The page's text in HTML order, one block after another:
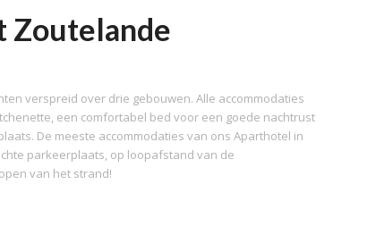
Zoutelande
verspreid over drie gebouwen. Alle accommodaties
een comfortabel bed voor een goede nachtrust
De meeste accommodaties van ons Aparthotel in
parkeerplaats, op loopafstand van de
van het strand!